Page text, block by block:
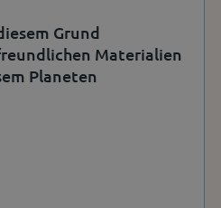
Grund
Materialien
Planeten